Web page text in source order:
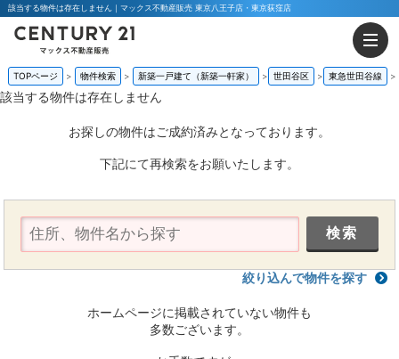
該当する物件は存在しません｜マックス不動産販売 東京八王子店・東京荻窪店
TOPページ 物件検索 新築一戸建て（新築一軒家） 世田谷区 東急世田谷線
該当する物件は存在しません
お探しの物件はご成約済みとなっております。
下記にて再検索をお願いたします。
絞り込んで物件を探す
ホームページに掲載されていない物件も
多数ございます。